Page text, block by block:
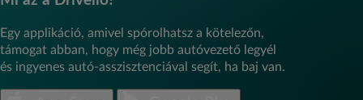
Egy applikáció, amivel spórolhatsz a kötelezőn,
támogat abban, hogy még jobb autóvezető legyél
és ingyenes autó-asszisztenciával segít, ha baj van.